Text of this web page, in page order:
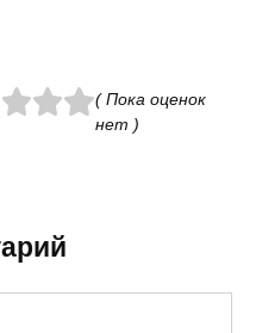
( Пока оценок
нет )